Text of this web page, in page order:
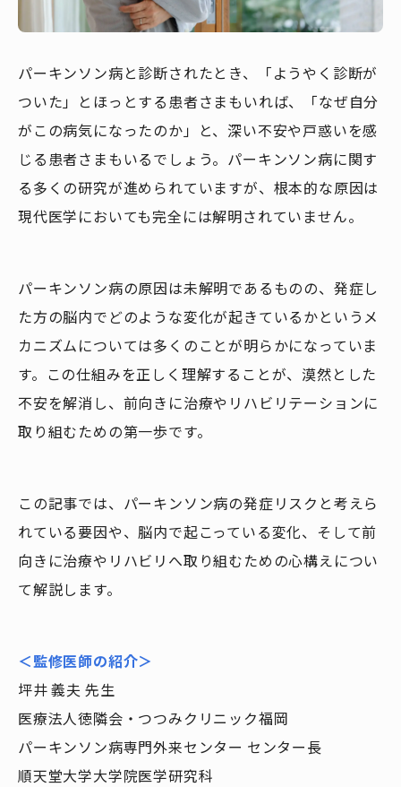
パーキンソン病と診断されたとき、「ようやく診断が
ついた」とほっとする患者さまもいれば、「なぜ自分
がこの病気になったのか」と、深い不安や戸惑いを感
じる患者さまもいるでしょう。パーキンソン病に関す
る多くの研究が進められていますが、根本的な原因は
現代医学においても完全には解明されていません。
パーキンソン病の原因は未解明であるものの、発症し
た方の脳内でどのような変化が起きているかというメ
カニズムについては多くのことが明らかになっていま
す。この仕組みを正しく理解することが、漠然とした
不安を解消し、前向きに治療やリハビリテーションに
取り組むための第一歩です。
この記事では、パーキンソン病の発症リスクと考えら
れている要因や、脳内で起こっている変化、そして前
向きに治療やリハビリへ取り組むための心構えについ
て解説します。
＜監修医師の紹介＞
坪井 義夫 先生
医療法人徳隣会・つつみクリニック福岡
パーキンソン病専門外来センター センター長
順天堂大学大学院医学研究科